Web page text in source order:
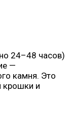
24–48 часов)
—
камня. Это
крошки и